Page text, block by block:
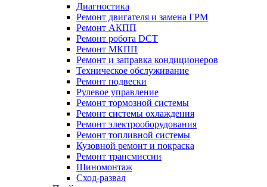
Диагностика
Ремонт двигателя и замена ГРМ
Ремонт АКПП
Ремонт робота DCT
Ремонт МКПП
Ремонт и заправка кондиционеров
Техническое обслуживание
Ремонт подвески
Рулевое управление
Ремонт тормозной системы
Ремонт системы охлаждения
Ремонт электрооборудования
Ремонт топливной системы
Кузовной ремонт и покраска
Ремонт трансмиссии
Шиномонтаж
Сход-развал